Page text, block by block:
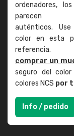
ordenadores,
parecen
auténticos.
color en esta
referencia.
comprar un
seguro del
colores NCS por
Info / pedido